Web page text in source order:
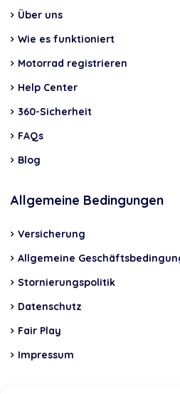
Über uns
Wie es funktioniert
Motorrad registrieren
Help Center
360-Sicherheit
FAQs
Blog
Allgemeine Bedingungen
Versicherung
Allgemeine
Stornierungspolitik
Datenschutz
Fair Play
Impressum